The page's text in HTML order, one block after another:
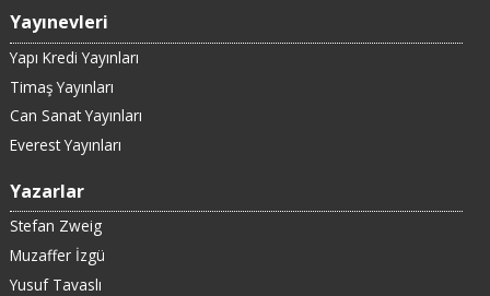
Yayınevleri
Yapı Kredi Yayınları
Timaş Yayınları
Can Sanat Yayınları
Everest Yayınları
Yazarlar
Stefan Zweig
Muzaffer İzgü
Yusuf Tavaslı